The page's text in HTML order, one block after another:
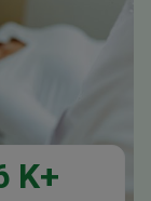
K+